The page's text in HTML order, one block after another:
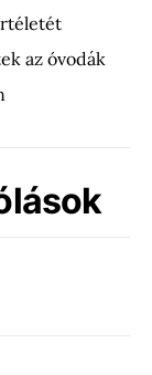
az óvodák